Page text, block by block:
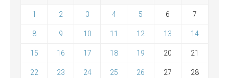
1 2 3 4 5 6 7
8 9 10 11 12 13 14
15 16 17 18 19 20 21
22 23 24 25 26 27 28